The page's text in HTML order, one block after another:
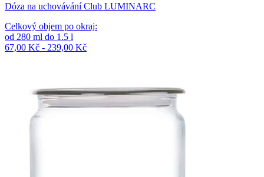
Dóza na uchovávání Club LUMINARC
Celkový objem po okraj:
od 280 ml do 1.5 l
67,00 Kč - 239,00 Kč